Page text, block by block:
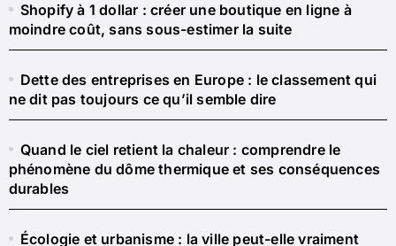
Shopify à 1 dollar : créer une boutique en ligne à
moindre coût, sans sous-estimer la suite
Dette des entreprises en Europe : le classement qui
ne dit pas toujours ce qu’il semble dire
Quand le ciel retient la chaleur : comprendre le
phénomène du dôme thermique et ses conséquences
durables
Écologie et urbanisme : la ville peut-elle vraiment